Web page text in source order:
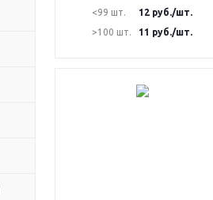
<99 шт. 12 руб./шт.
>100 шт.
11 руб./шт.